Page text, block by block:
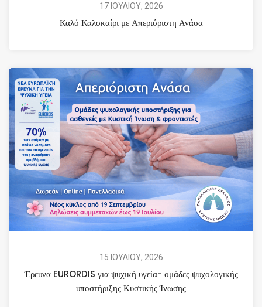
17 ΙΟΥΛΙΟΥ, 2026
Καλό Καλοκαίρι με Απεριόριστη Ανάσα
15 ΙΟΥΛΙΟΥ, 2026
Έρευνα EURORDIS για ψυχική υγεία- ομάδες ψυχολογικής
υποστήριξης Κυστικής Ίνωσης